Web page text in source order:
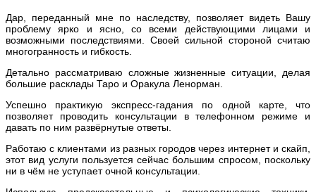
Дар, переданный мне по наследству, позволяет видеть Вашу
проблему ярко и ясно, со всеми действующими лицами и
возможными последствиями. Своей сильной стороной считаю
многогранность и гибкость.
Детально рассматриваю сложные жизненные ситуации, делая
большие расклады Таро и Оракула Ленорман.
Успешно практикую экспресс-гадания по одной карте, что
позволяет проводить консультации в телефонном режиме и
давать по ним развёрнутые ответы.
Работаю с клиентами из разных городов через интернет и скайп,
этот вид услуги пользуется сейчас большим спросом, поскольку
ни в чём не уступает очной консультации.